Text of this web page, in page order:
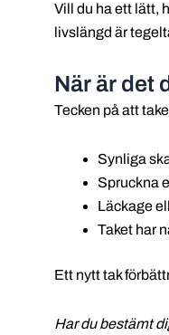
Vill du ha ett lätt,
livslängd är
När är det
Tecken på att
Synliga
Spruckna
Läckage
Taket har
Ett nytt tak
Har du bestämt